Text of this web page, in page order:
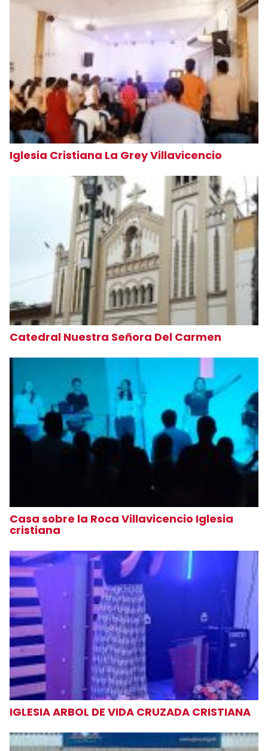
Iglesia Cristiana La Grey Villavicencio
Catedral Nuestra Señora Del Carmen
Casa sobre la Roca Villavicencio Iglesia
cristiana
IGLESIA ARBOL DE VIDA CRUZADA CRISTIANA